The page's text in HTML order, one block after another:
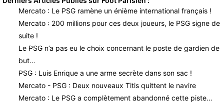
Mercato : Le PSG ramène un énième international français !
Mercato : 200 millions pour ces deux joueurs, le PSG signe de
suite !
Le PSG n’a pas eu le choix concernant le poste de gardien de
but…
PSG : Luis Enrique a une arme secrète dans son sac !
Mercato - PSG : Deux nouveaux Titis quittent le navire
Mercato : Le PSG a complètement abandonné cette piste…